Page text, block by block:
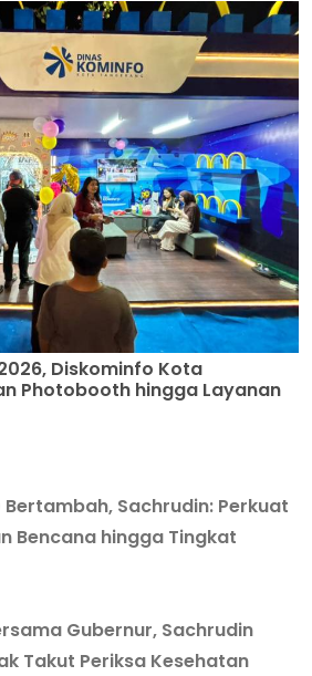
Diskominfo Kota
Photobooth hingga Layanan
Bertambah, Sachrudin: Perkuat
Bencana hingga Tingkat
Gubernur, Sachrudin
Takut Periksa Kesehatan